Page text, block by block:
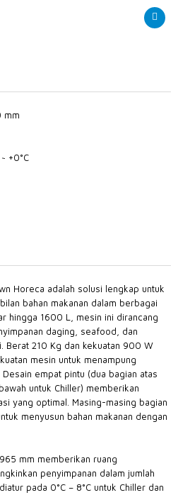
mm
+0°C
Horeca adalah solusi lengkap untuk
bahan makanan dalam berbagai
hingga 1600 L, mesin ini dirancang
daging, seafood, dan
Berat 210 Kg dan kekuatan 900 W
mesin untuk menampung
empat pintu (dua bagian atas
untuk Chiller) memberikan
yang optimal. Masing-masing bagian
menyusun bahan makanan dengan
mm memberikan ruang
penyimpanan dalam jumlah
pada 0°C – 8°C untuk Chiller dan